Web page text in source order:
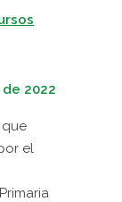
2022
el